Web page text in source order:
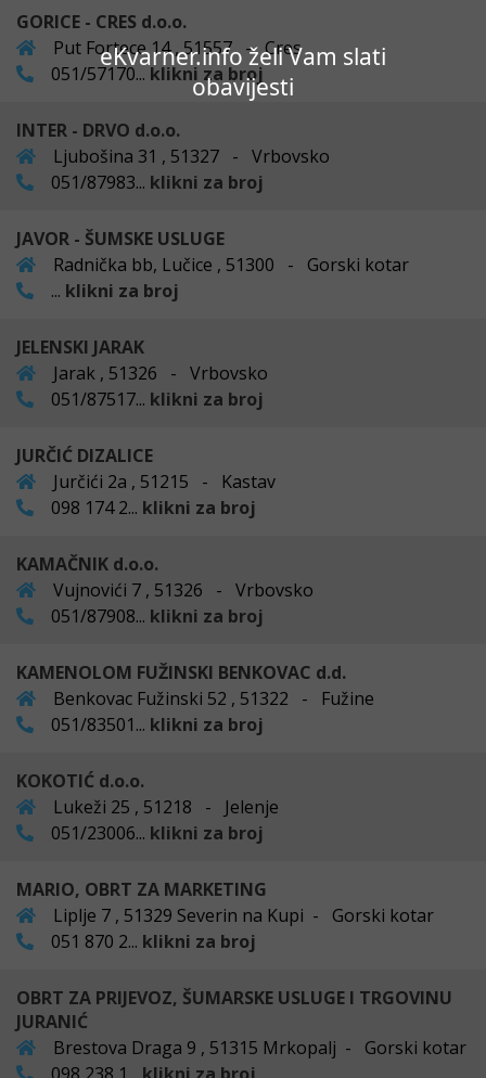
eKvarner.info želi Vam slati
obavijesti
GORICE - CRES d.o.o.
Put Fortece 14 , 51557 - Cres
051/57170... klikni za broj
INTER - DRVO d.o.o.
Ljubošina 31 , 51327 - Vrbovsko
051/87983... klikni za broj
JAVOR - ŠUMSKE USLUGE
Radnička bb, Lučice , 51300 - Gorski kotar
... klikni za broj
JELENSKI JARAK
Jarak , 51326 - Vrbovsko
051/87517... klikni za broj
JURČIĆ DIZALICE
Jurčići 2a , 51215 - Kastav
098 174 2... klikni za broj
KAMAČNIK d.o.o.
Vujnovići 7 , 51326 - Vrbovsko
051/87908... klikni za broj
KAMENOLOM FUŽINSKI BENKOVAC d.d.
Benkovac Fužinski 52 , 51322 - Fužine
051/83501... klikni za broj
KOKOTIĆ d.o.o.
Lukeži 25 , 51218 - Jelenje
051/23006... klikni za broj
MARIO, OBRT ZA MARKETING
Liplje 7 , 51329 Severin na Kupi - Gorski kotar
051 870 2... klikni za broj
OBRT ZA PRIJEVOZ, ŠUMARSKE USLUGE I TRGOVINU
JURANIĆ
Brestova Draga 9 , 51315 Mrkopalj - Gorski kotar